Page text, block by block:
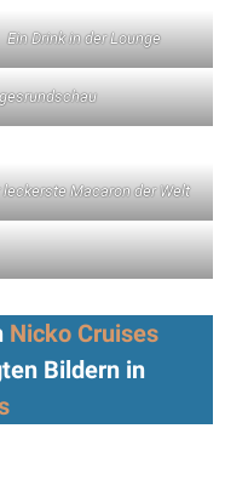
Ein Drink in der Lounge
leckerste Macaron der Welt
Nicko Cruises
Bildern in